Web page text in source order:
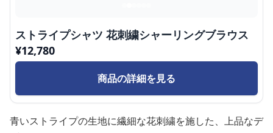
ストライプシャツ 花刺繍シャーリングブラウス
¥12,780
商品の詳細を見る
青いストライプの生地に繊細な花刺繍を施した、上品なデ